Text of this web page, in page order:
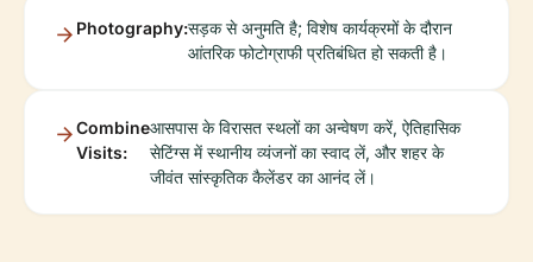
Photography:सड़क से अनुमति है; विशेष कार्यक्रमों के दौरान
आंतरिक फोटोग्राफी प्रतिबंधित हो सकती है।
Combine
Visits:
आसपास के विरासत स्थलों का अन्वेषण करें, ऐतिहासिक
सेटिंग्स में स्थानीय व्यंजनों का स्वाद लें, और शहर के
जीवंत सांस्कृतिक कैलेंडर का आनंद लें।